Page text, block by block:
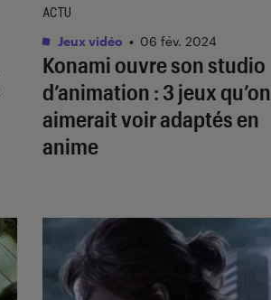
Konami ouvre son studio
d’animation : 3 jeux qu’on
aimerait voir adaptés en
anime
ACTU
Jeux vidéo • 06 fév. 2024